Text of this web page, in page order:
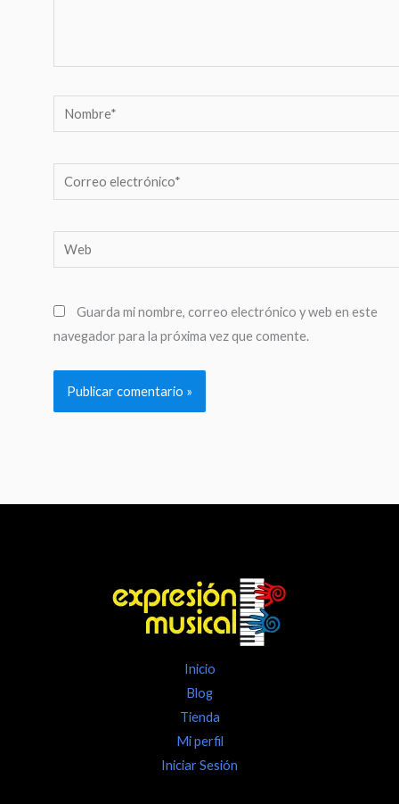
Nombre*
Correo
electrónico*
Web
Guarda mi nombre, correo electrónico y web en este
navegador para la próxima vez que comente.
Inicio
Blog
Tienda
Mi perfil
Iniciar Sesión